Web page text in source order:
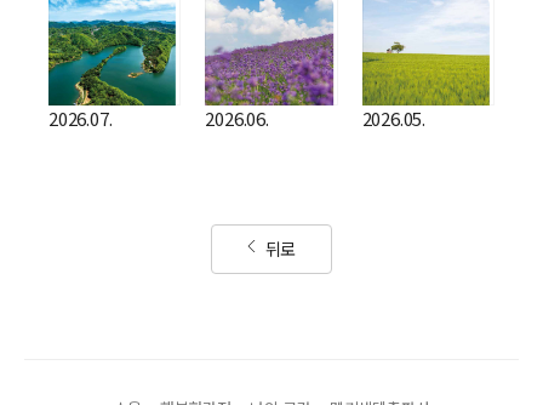
2026.07. 2026.06. 2026.05.
뒤로